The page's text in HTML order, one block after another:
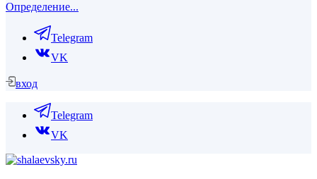
Определение...
Telegram
VK
вход
Telegram
VK